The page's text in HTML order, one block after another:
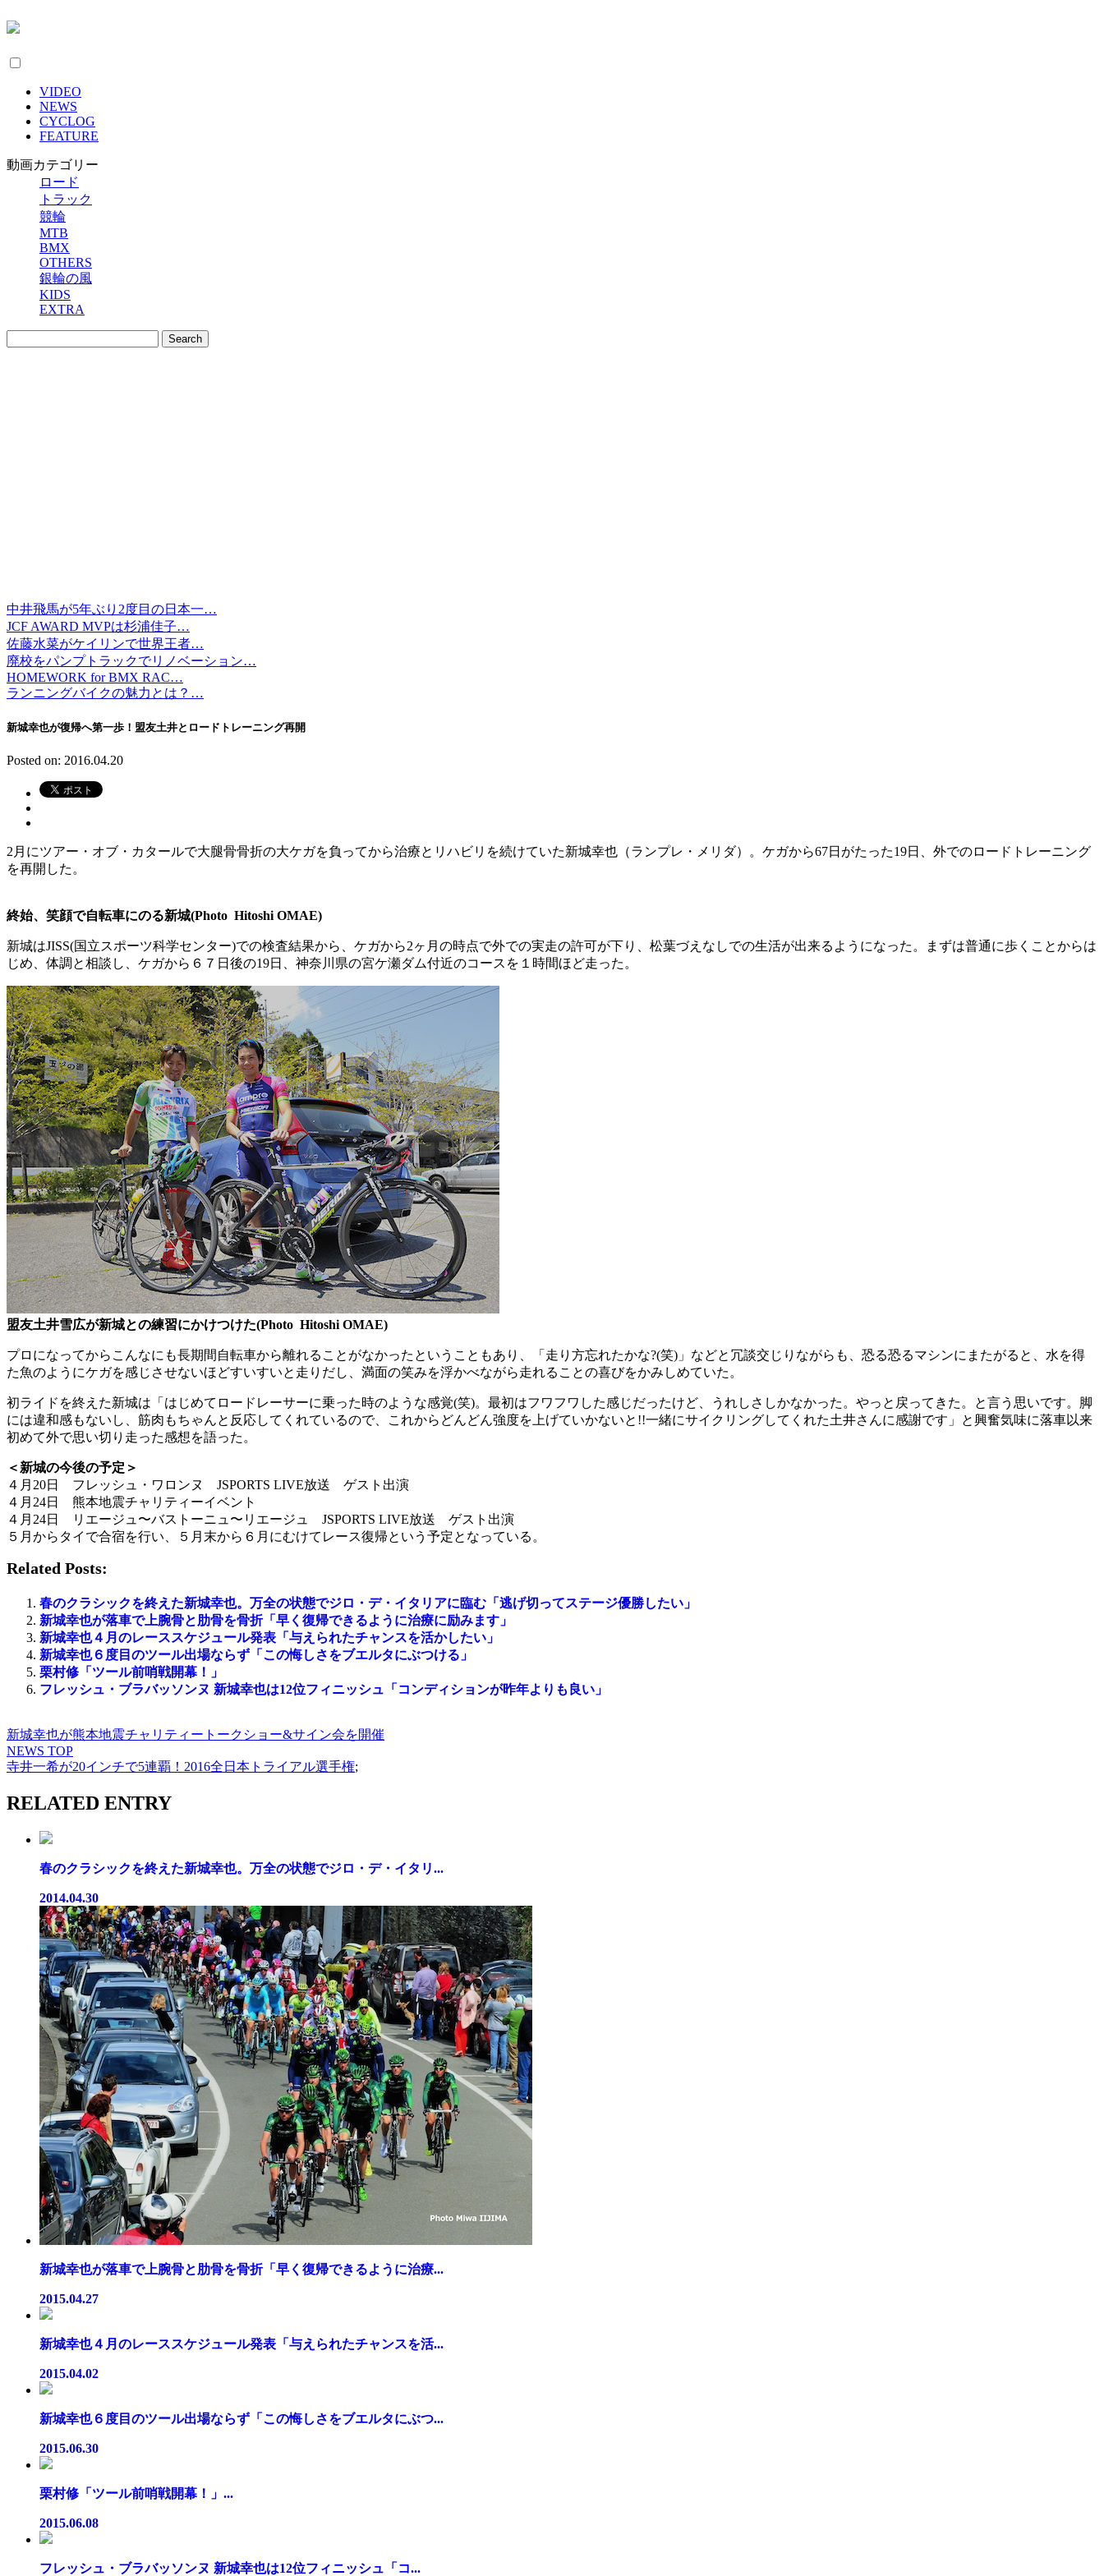
VIDEO
NEWS
CYCLOG
FEATURE
動画カテゴリー
ロード
トラック
競輪
MTB
BMX
OTHERS
銀輪の風
KIDS
EXTRA
中井飛馬が5年ぶり2度目の日本一…
JCF AWARD MVPは杉浦佳子…
佐藤水菜がケイリンで世界王者…
廃校をパンプトラックでリノベーション…
HOMEWORK for BMX RAC…
ランニングバイクの魅力とは？…
新城幸也が復帰へ第一歩！盟友土井とロードトレーニング再開
Posted on: 2016.04.20
2月にツアー・オブ・カタールで大腿骨骨折の大ケガを負ってから治療とリハビリを続けていた新城幸也（ランプレ・メリダ）。ケガから67日がたった19日、外でのロードトレーニング
を再開した。
終始、笑顔で自転車にのる新城(Photo Hitoshi OMAE)
新城はJISS(国立スポーツ科学センター)での検査結果から、ケガから2ヶ月の時点で外での実走の許可が下り、松葉づえなしでの生活が出来るようになった。まずは普通に歩くことからは
じめ、体調と相談し、ケガから６７日後の19日、神奈川県の宮ケ瀬ダム付近のコースを１時間ほど走った。
盟友土井雪広が新城との練習にかけつけた(Photo Hitoshi OMAE)
プロになってからこんなにも長期間自転車から離れることがなかったということもあり、「走り方忘れたかな?(笑)」などと冗談交じりながらも、恐る恐るマシンにまたがると、水を得
た魚のようにケガを感じさせないほどすいすいと走りだし、満面の笑みを浮かべながら走れることの喜びをかみしめていた。
初ライドを終えた新城は「はじめてロードレーサーに乗った時のような感覚(笑)。最初はフワフワした感じだったけど、うれしさしかなかった。やっと戻ってきた。と言う思いです。脚
には違和感もないし、筋肉もちゃんと反応してくれているので、これからどんどん強度を上げていかないと!!一緒にサイクリングしてくれた土井さんに感謝です」と興奮気味に落車以来
初めて外で思い切り走った感想を語った。
＜新城の今後の予定＞
４月20日 フレッシュ・ワロンヌ JSPORTS LIVE放送 ゲスト出演
４月24日 熊本地震チャリティーイベント
４月24日 リエージュ〜バストーニュ〜リエージュ JSPORTS LIVE放送 ゲスト出演
５月からタイで合宿を行い、５月末から６月にむけてレース復帰という予定となっている。
Related Posts:
春のクラシックを終えた新城幸也。万全の状態でジロ・デ・イタリアに臨む「逃げ切ってステージ優勝したい」
新城幸也が落車で上腕骨と肋骨を骨折「早く復帰できるように治療に励みます」
新城幸也４月のレーススケジュール発表「与えられたチャンスを活かしたい」
新城幸也６度目のツール出場ならず「この悔しさをブエルタにぶつける」
栗村修「ツール前哨戦開幕！」
フレッシュ・ブラバッソンヌ 新城幸也は12位フィニッシュ「コンディションが昨年よりも良い」
新城幸也が熊本地震チャリティートークショー&サイン会を開催
NEWS TOP
寺井一希が20インチで5連覇！2016全日本トライアル選手権;
RELATED ENTRY
春のクラシックを終えた新城幸也。万全の状態でジロ・デ・イタリ...
2014.04.30
新城幸也が落車で上腕骨と肋骨を骨折「早く復帰できるように治療...
2015.04.27
新城幸也４月のレーススケジュール発表「与えられたチャンスを活...
2015.04.02
新城幸也６度目のツール出場ならず「この悔しさをブエルタにぶつ...
2015.06.30
栗村修「ツール前哨戦開幕！」...
2015.06.08
フレッシュ・ブラバッソンヌ 新城幸也は12位フィニッシュ「コ...